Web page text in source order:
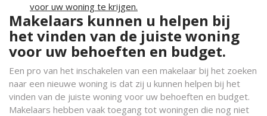
voor uw woning te krijgen.
Makelaars kunnen u helpen bij
het vinden van de juiste woning
voor uw behoeften en budget.
Een pro van het inschakelen van een makelaar bij het zoeken
naar een nieuwe woning is dat zij u kunnen helpen bij het
vinden van de juiste woning voor uw behoeften en budget.
Makelaars hebben vaak toegang tot woningen die nog niet